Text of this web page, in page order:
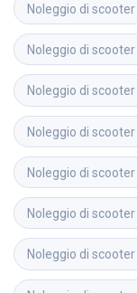
Noleggio di scooter
Noleggio di scooter
Noleggio di scooter
Noleggio di scooter
Noleggio di scooter
Noleggio di scooter
Noleggio di scooter